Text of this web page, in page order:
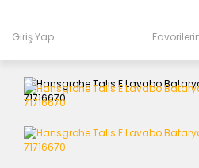
Giriş Yap